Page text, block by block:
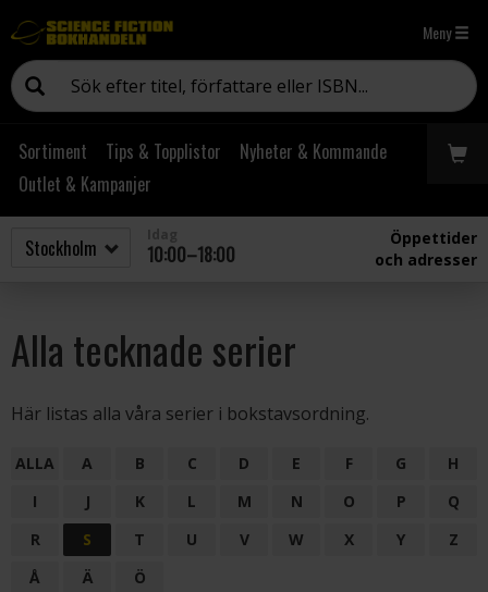
Meny
Sortiment Tips & Topplistor
Nyheter & Kommande
Outlet & Kampanjer
10:00–18:00
Öppettider
och adresser
Alla tecknade serier
Här listas alla våra serier i bokstavsordning.
ALLA A B C D E F G
H
I
J K L M N O P
Q
R
S T U V W X Y
Z
Å
Ä Ö